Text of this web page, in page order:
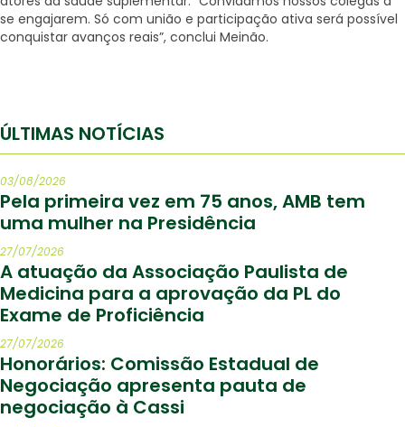
se engajarem. Só com união e participação ativa será possível
conquistar avanços reais”, conclui Meinão.
ÚLTIMAS NOTÍCIAS
03/08/2026
Pela primeira vez em 75 anos, AMB tem
uma mulher na Presidência
27/07/2026
A atuação da Associação Paulista de
Medicina para a aprovação da PL do
Exame de Proficiência
27/07/2026
Honorários: Comissão Estadual de
Negociação apresenta pauta de
negociação à Cassi